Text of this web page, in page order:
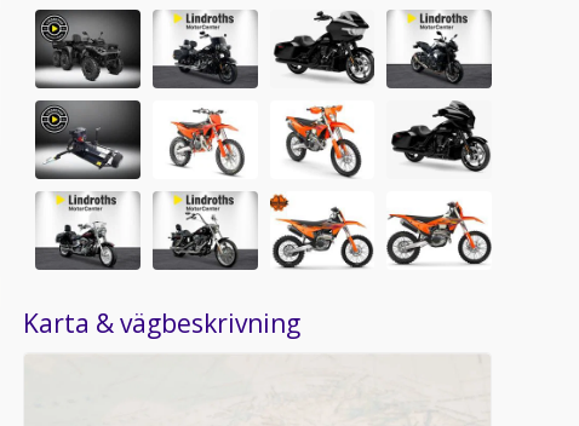
Karta & vägbeskrivning